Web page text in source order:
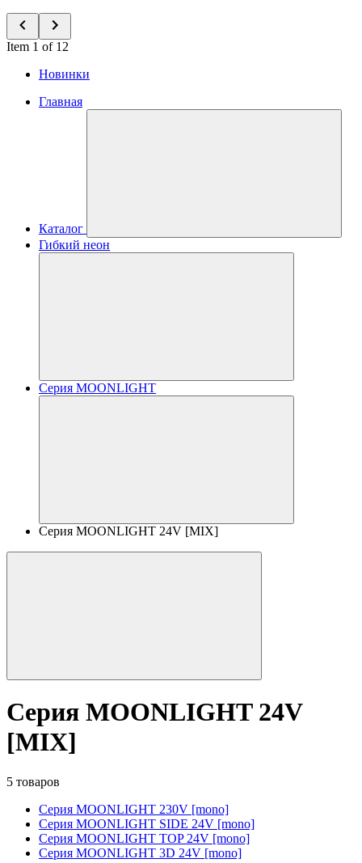
Item 1 of 12
Новинки
Главная
Каталог
Гибкий неон
Серия MOONLIGHT
Серия MOONLIGHT 24V [MIX]
Серия MOONLIGHT 24V
[MIX]
5 товаров
Серия MOONLIGHT 230V [mono]
Серия MOONLIGHT SIDE 24V [mono]
Серия MOONLIGHT TOP 24V [mono]
Серия MOONLIGHT 3D 24V [mono]